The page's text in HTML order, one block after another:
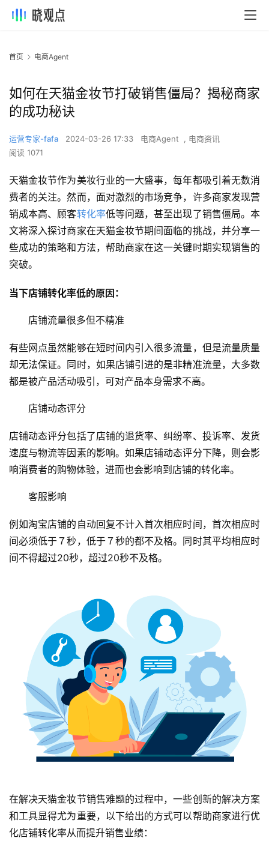
首页 电商Agent
如何在天猫金妆节打破销售僵局？揭秘商家
的成功秘诀
运营专家-fafa 2024-03-26 17:33 电商Agent , 电商资讯
阅读 1071
天猫金妆节作为美妆行业的一大盛事，每年都吸引着无数消
费者的关注。然而，面对激烈的市场竞争，许多商家发现营
销成本高、顾客转化率低等问题，甚至出现了销售僵局。本
文将深入探讨商家在天猫金妆节期间面临的挑战，并分享一
些成功的策略和方法，帮助商家在这一关键时期实现销售的
突破。
当下店铺转化率低的原因：
店铺流量很多但不精准
有些网点虽然能够在短时间内引入很多流量，但是流量质量
却无法保证。同时，如果店铺引进的是非精准流量，大多数
都是被产品活动吸引，可对产品本身需求不高。
店铺动态评分
店铺动态评分包括了店铺的退货率、纠纷率、投诉率、发货
速度与物流等因素的影响。如果店铺动态评分下降，则会影
响消费者的购物体验，进而也会影响到店铺的转化率。
客服影响
例如淘宝店铺的自动回复不计入首次相应时间，首次相应时
间必须低于７秒，低于７秒的都不及格。同时其平均相应时
间不得超过20秒，超过20秒不及格。
在解决天猫金妆节销售难题的过程中，一些创新的解决方案
和工具显得尤为重要，以下给出的方式可以帮助商家进行优
化店铺转化率从而提升销售业绩：